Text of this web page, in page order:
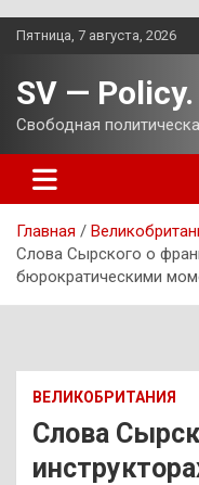
Перейти
Пятница, 7 августа, 2026
SV — Policy.
Свободная
Главная
Слова Сырского о
бюрократическими
ВЕЛИКОБРИТАНИЯ
Слова